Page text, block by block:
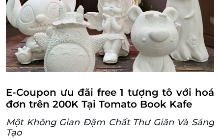
khi gọi món
Khách hàng vui lòng bù thêm phần chênh
lệch phát sinh (nếu có) & thanh toán trực
tiếp tại điểm
Không áp dụng chung với các chương trình
khuyến mại và giảm giá khác tại cửa hàng
không hoàn lại tiền thừa
Không xuất hóa đơn GTGT cho phần mệnh
giá ghi trong ưu đãi.
E-Coupon ưu đãi free 1 tượng tô với hoá
đơn trên 200K Tại Tomato Book Kafe
Một Không Gian Đậm Chất Thư Giãn Và Sáng
Tạo